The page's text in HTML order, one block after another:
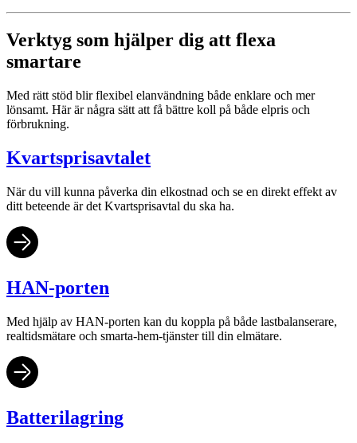
Verktyg som hjälper dig att flexa
smartare
Med rätt stöd blir flexibel elanvändning både enklare och mer
lönsamt. Här är några sätt att få bättre koll på både elpris och
förbrukning.
Kvartsprisavtalet
När du vill kunna påverka din elkostnad och se en direkt effekt av
ditt beteende är det Kvartsprisavtal du ska ha.
HAN-porten
Med hjälp av HAN-porten kan du koppla på både lastbalanserare,
realtidsmätare och smarta-hem-tjänster till din elmätare.
Batterilagring